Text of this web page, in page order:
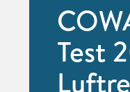
Test